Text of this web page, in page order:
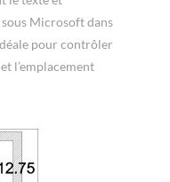
Microsoft dans
pour contrôler
l’emplacement